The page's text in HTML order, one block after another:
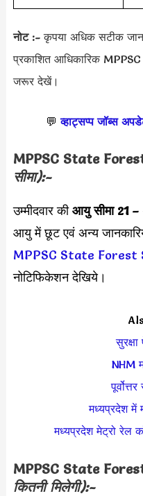
नोट :-कृपया अधिक सटीक
प्रकाशित आधिकारिक
जरूर देखें।
💬 व्हाट्सप्प जॉब्स
MPPSC State
सीमा):-
उम्मीदवार कीआयु सीमा 21 –
आयु में छूट एवं अन्य
MPPSC State
नोटिफिकेशन देखिये।
सुरक्षा
NHM
मध्यप्रदेश में
मध्यप्रदेश मेट्रो रेल
MPPSC State
कितनी मिलेगी):-